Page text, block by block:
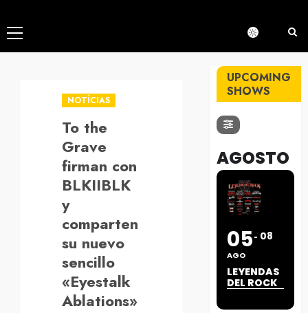
Menú
principal
NOTÍCIAS
To the
Grave
firman con
BLKIIBLK
y
comparten
su nuevo
sencillo
«Eyestalk
Ablations»
UPCOMING
SHOWS
AGOSTO
05
AGO
08
LEYENDAS
DEL ROCK